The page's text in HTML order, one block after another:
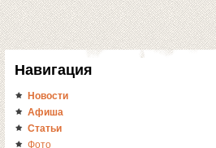
Навигация
Новости
Афиша
Статьи
Фото